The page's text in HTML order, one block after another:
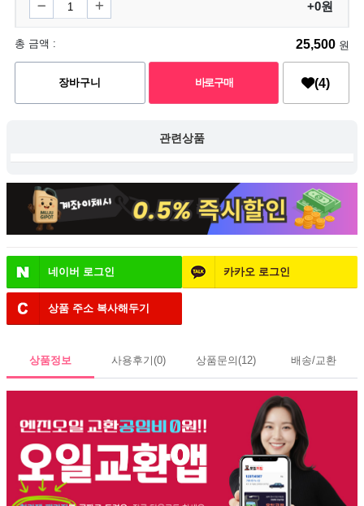
+0원
총 금액 : 25,500 원
(4)
관련상품
네이버 로그인 카카오 로그인
상품 주소 복사해두기
상품정보 사용후기(0) 상품문의(12) 배송/교환